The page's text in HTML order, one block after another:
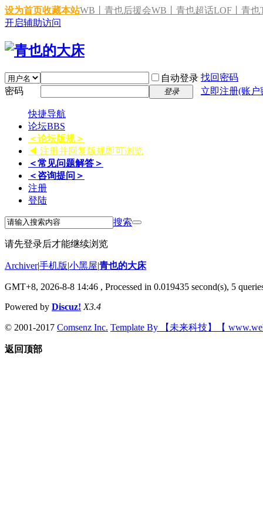
设为首页收藏本站WB丨青也后援会WB丨青也超话LOF丨青也
开启辅助访问
自动登录 找回密码
密码
登录 立即注册(账
快捷导航
论坛BBS
＜论坛版规＞
◀ 注册并回复版规即可浏览
＜常见问题解答＞
＜咨询提问＞
注册
登陆
搜索
请先登录后才能继续浏览
Archiver|手机版|小黑屋|青也的大床
GMT+8, 2026-8-8 14:46 , Processed in 0.019435 second(s), 5
Powered by Discuz! X3.4
© 2001-2017 Comsenz Inc. Template By 【未来科技】【
返回顶部